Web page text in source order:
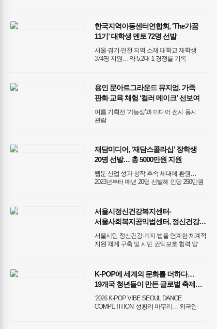
한국지역아동센터연합회, ‘The가꿈
11기’ 대학생 멘토 72명 선발
서울·경기·인천 지역 소재 대학교 재학생
374명 지원… 약 5.2대 1 경쟁률 기록
용인 문아트그라운드 뮤지엄, 가족
판화 교육 체험 ‘컬러 메이크’ 선보여
여름 기획전 ‘가능성’과 미디어 전시 동시
관람
재담미디어, ‘재담스콜라십’ 장학생
20명 선발… 총 5000만원 지원
웹툰 산업 성과 창작 후속 세대에 환원…
2023년부터 매년 20명 선발해 인당 250만원
오는 8월 20일까지 전국 대학생 대상 참가
작품 모집
서울시정신건강복지센터-
서울사회복지공익법센터, 정신건강-
법률 지원 업무협약 체결
서울시민 정신건강·복지·법률 연계한 체계적
지원 체계 구축 및 시민 권익보호 협력 양
K-POP에 세계의 문화를 더하다…
19개국 청년들이 만든 글로벌 축제
성료
‘2026 K-POP VIBE SEOUL DANCE
COMPETITION’ 성황리 마무리… 외국인·